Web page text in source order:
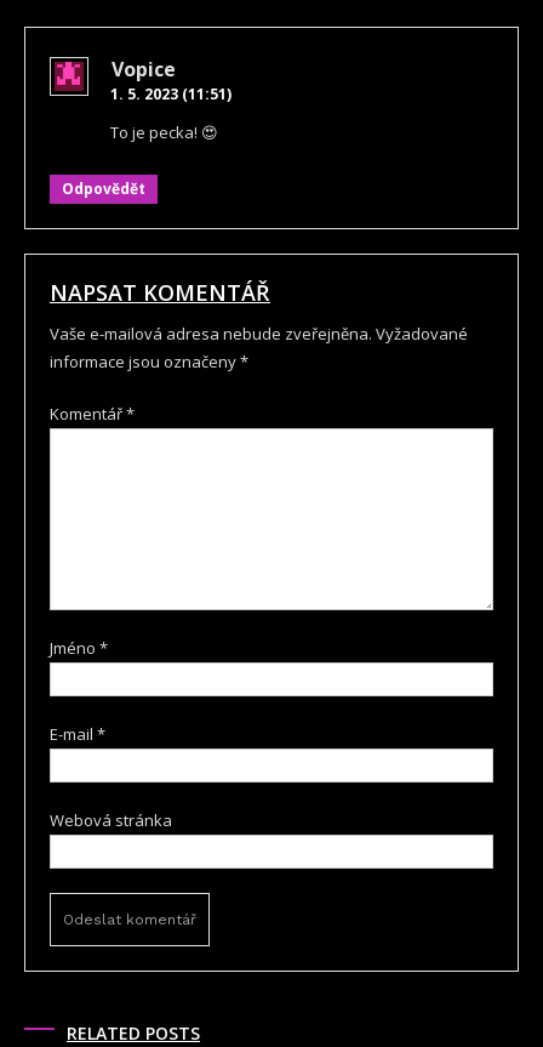
Vopice
1. 5. 2023 (11:51)
To je pecka! 😍
Odpovědět
NAPSAT KOMENTÁŘ
Vaše e-mailová adresa nebude zveřejněna. Vyžadované
informace jsou označeny*
Komentář*
Jméno *
E-mail *
Webová stránka
RELATED POSTS